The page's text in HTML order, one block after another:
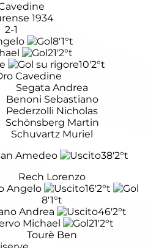
1934
2-1
8'1°t
21'2°t
10'2°t
Cavedine
Segata Andrea
Benoni Sebastiano
Pederzolli Nicholas
Schönsberg Martin
Schuvartz Muriel
Amedeo
38'2°t
Rech Lorenzo
Angelo
16'2°t
8'1°t
Andrea
46'2°t
Michael
21'2°t
Tourè Ben